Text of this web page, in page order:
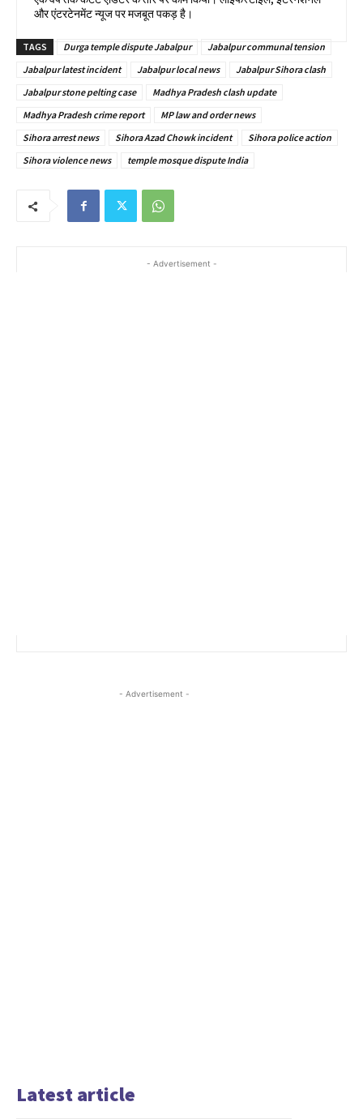
और एंटरटेनमेंट न्यूज पर मजबूत पकड़ है।
TAGS Durga temple dispute Jabalpur
Jabalpur communal tension
Jabalpur latest incident
Jabalpur local news
Jabalpur Sihora clash
Jabalpur stone pelting case
Madhya Pradesh clash update
Madhya Pradesh crime report
MP law and order news
Sihora arrest news
Sihora Azad Chowk incident
Sihora police action
Sihora violence news
temple mosque dispute India
- Advertisement -
- Advertisement -
Latest article